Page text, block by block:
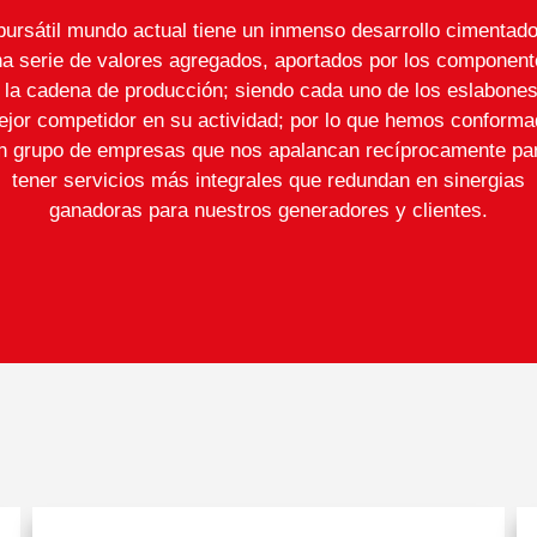
mundo actual tiene un inmenso desarrollo
serie de valores agregados, aportados por los
la cadena de producción; siendo cada uno de los
competidor en su actividad; por lo que hemos
grupo de empresas que nos apalancan recíprocamente
tener servicios más integrales que redundan en sinergias
ganadoras para nuestros generadores y clientes.